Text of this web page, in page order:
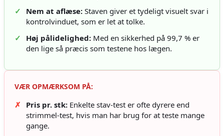
✓
Nem at aflæse: Staven giver et tydeligt visuelt svar i
kontrolvinduet, som er let at tolke.
✓
Høj pålidelighed: Med en sikkerhed på 99,7 % er
den lige så præcis som testene hos lægen.
VÆR OPMÆRKSOM PÅ:
✗ Pris pr. stk: Enkelte stav-test er ofte dyrere end
strimmel-test, hvis man har brug for at teste mange
gange.